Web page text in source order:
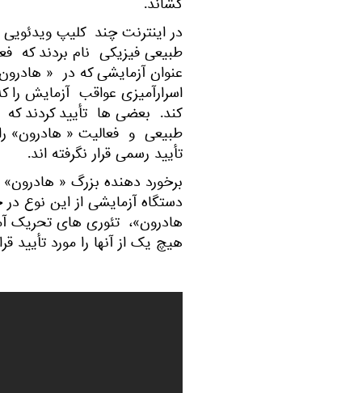
کشاند.
در اینترنت چند کلیپ
طبیعی فیزیکی نام بردند که
اسرارآمیزی عواقب آزمایش
کند. بعضی ها تأیید کردند
طبیعی و فعالیت « هادرون» را
تأیید رسمی قرار نگرفته اند.
برخورد دهنده بزرگ «
دستگاه آزمایشی از این نوع
هادرون»، تئوری های تحریک
هیچ یک از آنها را مورد تأیید